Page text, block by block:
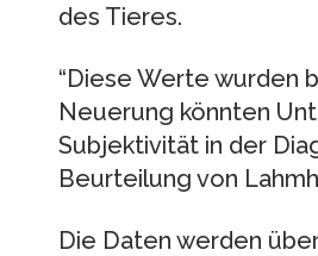
des Tieres.
“Diese Werte wurden
Neuerung könnten
Subjektivität in der
Beurteilung von
Die Daten werden